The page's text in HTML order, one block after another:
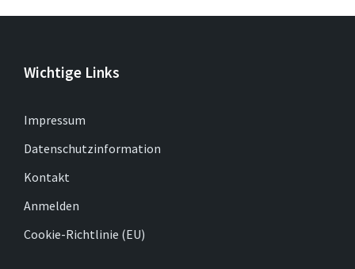
Wichtige Links
Impressum
Datenschutzinformation
Kontakt
Anmelden
Cookie-Richtlinie (EU)